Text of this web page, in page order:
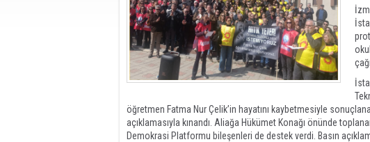
öğretmen Fatma Nur Çelik’in hayatını kaybetmesiyle
açıklamasıyla kınandı. Aliağa Hükümet Konağı önünde
Demokrasi Platformu bileşenleri de destek verdi. Basın